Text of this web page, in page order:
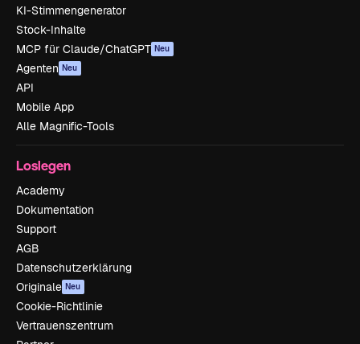
KI-Stimmengenerator
Stock-Inhalte
MCP für Claude/ChatGPT Neu
Agenten Neu
API
Mobile App
Alle Magnific-Tools
Loslegen
Academy
Dokumentation
Support
AGB
Datenschutzerklärung
Originale Neu
Cookie-Richtlinie
Vertrauenszentrum